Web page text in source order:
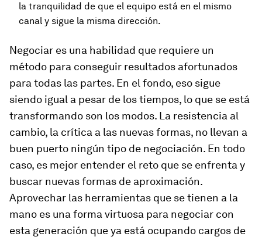
la tranquilidad de que el equipo está en el mismo
canal y sigue la misma dirección.
Negociar es una habilidad que requiere un
método para conseguir resultados afortunados
para todas las partes. En el fondo, eso sigue
siendo igual a pesar de los tiempos, lo que se está
transformando son los modos. La resistencia al
cambio, la crítica a las nuevas formas, no llevan a
buen puerto ningún tipo de negociación. En todo
caso, es mejor entender el reto que se enfrenta y
buscar nuevas formas de aproximación.
Aprovechar las herramientas que se tienen a la
mano es una forma virtuosa para negociar con
esta generación que ya está ocupando cargos de